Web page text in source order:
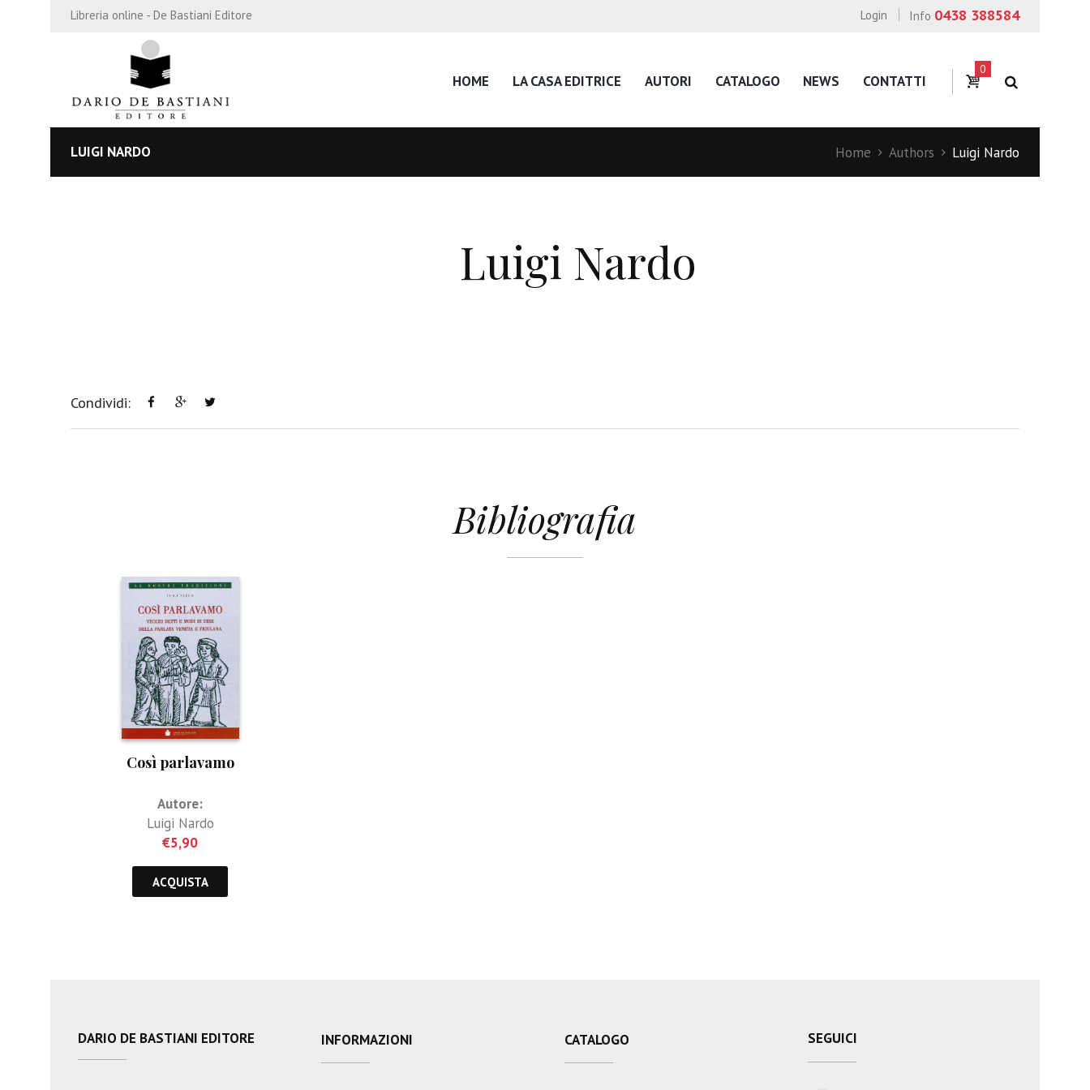
Libreria online - De Bastiani Editore Info 0438 388584
Login
HOME LA CASA EDITRICE AUTORI CATALOGO NEWS CONTATTI
0
LUIGI NARDO Home Authors Luigi Nardo
Luigi Nardo
Condividi:
Bibliografia
Così parlavamo
Autore:
Luigi Nardo
€5,90
ACQUISTA
DARIO DE BASTIANI EDITORE INFORMAZIONI CATALOGO SEGUICI